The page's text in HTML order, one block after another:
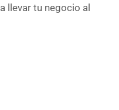
llevar tu negocio al